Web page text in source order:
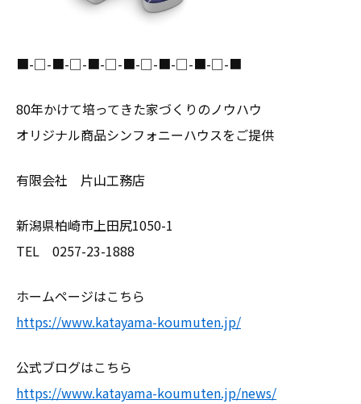
■-□-■-□-■-□-■-□-■-□-■-□-■
80年かけて培ってきた家づくりのノウハウ
オリジナル商品シンフォニーハウスをご提供
有限会社 片山工務店
新潟県柏崎市上田尻1050-1
TEL 0257-23-1888
ホームページはこちら
https://www.katayama-koumuten.jp/
公式ブログはこちら
https://www.katayama-koumuten.jp/news/